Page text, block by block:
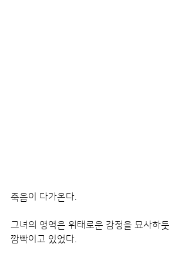
죽음이 다가온다.
그녀의 영역은 위태로운 감정을 묘사하듯
깜빡이고 있었다.